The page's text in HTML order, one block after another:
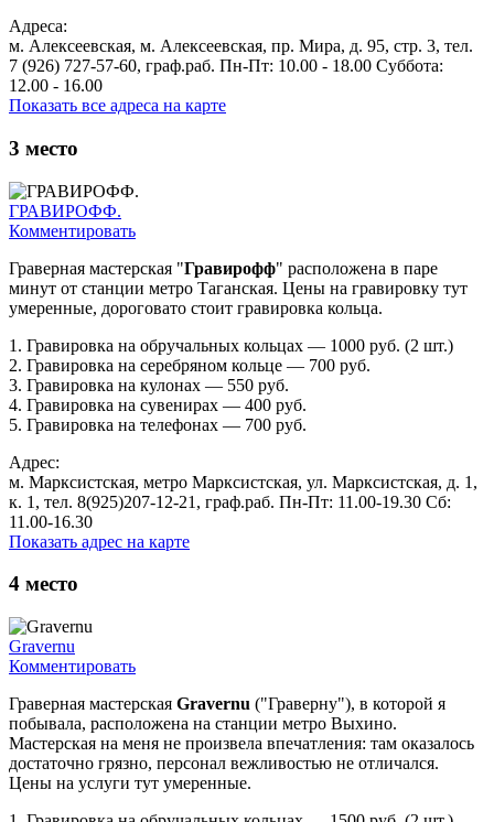
Адреса:
м. Алексеевская, м. Алексеевская, пр. Мира, д. 95, стр. 3, тел.
7 (926) 727-57-60, граф.раб. Пн-Пт: 10.00 - 18.00 Суббота:
12.00 - 16.00
Показать все адреса на карте
3 место
ГРАВИРОФФ.
Комментировать
Граверная мастерская "Гравирофф" расположена в паре
минут от станции метро Таганская. Цены на гравировку тут
умеренные, дороговато стоит гравировка кольца.
1. Гравировка на обручальных кольцах — 1000 руб. (2 шт.)
2. Гравировка на серебряном кольце — 700 руб.
3. Гравировка на кулонах — 550 руб.
4. Гравировка на сувенирах — 400 руб.
5. Гравировка на телефонах — 700 руб.
Адрес:
м. Марксистская, метро Марксистская, ул. Марксистская, д. 1,
к. 1, тел. 8(925)207-12-21, граф.раб. Пн-Пт: 11.00-19.30 Сб:
11.00-16.30
Показать адрес на карте
4 место
Gravernu
Комментировать
Граверная мастерская Gravernu ("Граверну"), в которой я
побывала, расположена на станции метро Выхино.
Мастерская на меня не произвела впечатления: там оказалось
достаточно грязно, персонал вежливостью не отличался.
Цены на услуги тут умеренные.